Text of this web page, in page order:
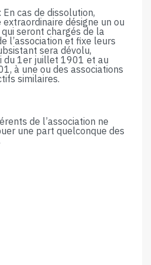
cas de dissolution,
désigne un ou
seront chargés de la
l’association et fixe leurs
sera dévolu,
du 1er juillet 1901 et au
à une ou des associations
similaires.
de l’association ne
une part quelconque des